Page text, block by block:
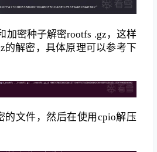
加密种子解密rootfs .gz，这样
的解密，具体原理可以参考下
的文件，然后在使用cpio解压